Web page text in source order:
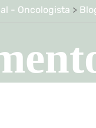
- Oncologista >